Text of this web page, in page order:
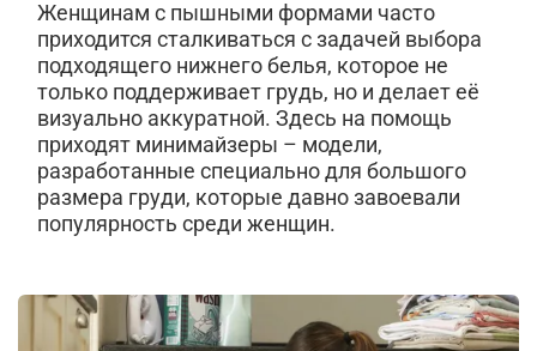
Женщинам с пышными формами часто
приходится сталкиваться с задачей выбора
подходящего нижнего белья, которое не
только поддерживает грудь, но и делает её
визуально аккуратной. Здесь на помощь
приходят минимайзеры – модели,
разработанные специально для большого
размера груди, которые давно завоевали
популярность среди женщин.